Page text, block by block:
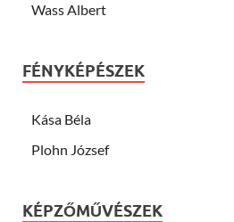
Wass Albert
FÉNYKÉPÉSZEK
Kása Béla
Plohn József
KÉPZŐMŰVÉSZEK